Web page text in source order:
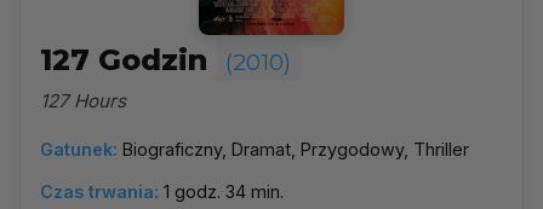
127 Godzin (2010)
127 Hours
Gatunek: Biograficzny, Dramat, Przygodowy, Thriller
Czas trwania: 1 godz. 34 min.